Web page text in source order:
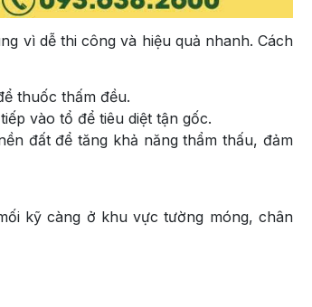
vì dễ thi công và hiệu quả nhanh. Cách
thuốc thấm đều.
vào tổ để tiêu diệt tận gốc.
đất để tăng khả năng thẩm thấu, đảm
kỹ càng ở khu vực tường móng, chân